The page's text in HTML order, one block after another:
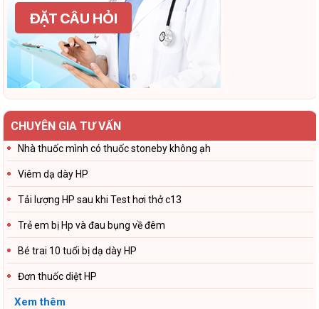
CHUYÊN GIA TƯ VẤN
Nhà thuốc mình có thuốc stoneby không ạh
Viêm dạ dày HP
Tải lượng HP sau khi Test hơi thở c13
Trẻ em bị Hp và đau bụng về đêm
Bé trai 10 tuổi bị dạ dày HP
Đơn thuốc diệt HP
Xem thêm